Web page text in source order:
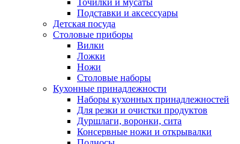
Точилки и мусаты
Подставки и аксессуары
Детская посуда
Столовые приборы
Вилки
Ложки
Ножи
Столовые наборы
Кухонные принадлежности
Наборы кухонных принадлежностей
Для резки и очистки продуктов
Дуршлаги, воронки, сита
Консервные ножи и открывалки